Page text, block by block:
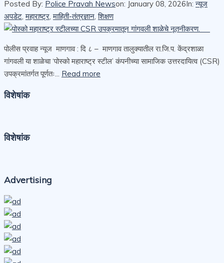
Posted By: Police Pravah Newson: January 08, 2026In:न्यूज
अपडेट,महाराष्ट्र,माहिती-तंत्रज्ञान,शिक्षण
पोलीस प्रवाह न्यूज माणगाव : दि ८ – माणगाव तालुक्यातील रा.जि.प. केंद्रशाळा
गांगवली या शाळेचा ‘पोस्को महाराष्ट्र स्टील’ कंपनीच्या सामाजिक उत्तरदायित्व (CSR)
उपक्रमांतर्गत पूर्णतः... Read more
विशेषांक
विशेषांक
Advertising